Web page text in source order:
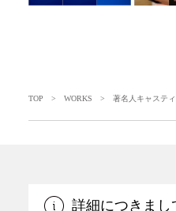
TOP > WORKS > 著名人キャスティ
詳細につきまし